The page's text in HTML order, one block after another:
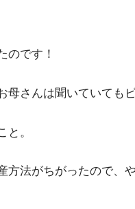
のです！
さんは聞いていても
と。
法がちがったので、